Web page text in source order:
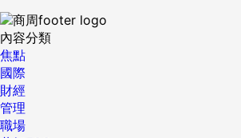
內容分類
焦點
國際
財經
管理
職場